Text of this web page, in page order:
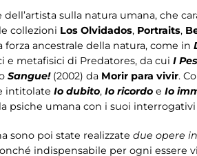
sulla natura umana, che
collezioni Los Olvidados, Portraits,
ancestrale della natura, come in
e metafisici di Predatores, da cui I
Sangue!(2002) da Morir para vivir.
intitolate Io dubito, Io ricordo e Io
umana con i suoi interrogativi
sono poi state realizzate due opere
indispensabile per ogni essere